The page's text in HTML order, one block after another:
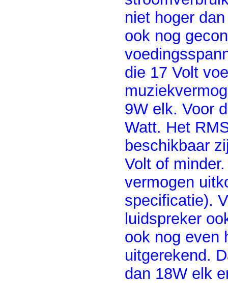
niet hoger
ook nog
die 17 Volt
9W elk. Voor
Watt. Het
beschikbaar
Volt of
vermogen
specificatie).
luidspreker
ook nog even
uitgerekend.
dan 18W elk